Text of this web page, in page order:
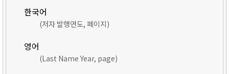
한국어
(저자 발행연도, 페이지)
영어
(Last Name Year, page)